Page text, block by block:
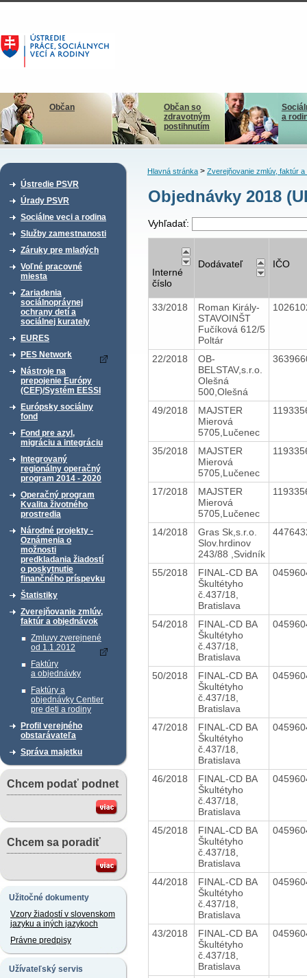
Občan
Občan so
zdravotným
postihnutím
a
Ústredie PSVR
Úrady PSVR
Sociálne veci a rodina
Služby zamestnanosti
Záruky pre mladých
Voľné pracovné
miesta
Zariadenia
sociálnoprávnej
ochrany detí a
sociálnej kurately
EURES
PES Network
Nástroje na
prepojenie Európy
(CEF)/Systém EESSI
Európsky sociálny
fond
Fond pre azyl,
migráciu a integráciu
Integrovaný
regionálny operačný
program 2014 - 2020
Operačný program
Kvalita životného
prostredia
Národné projekty -
Oznámenia o
možnosti
predkladania žiadostí
o poskytnutie
finančného príspevku
Štatistiky
Zverejňovanie zmlúv,
faktúr a objednávok
Zmluvy zverejnené
od 1.1.2012
Faktúry
a objednávky
Faktúry a
objednávky Centier
pre deti a rodiny
Profil verejného
obstarávateľa
Správa majetku
Chcem podať podnet
Chcem sa poradiť
Užitočné dokumenty
Vzory žiadostí v slovenskom
jazyku a iných jazykoch
Právne predpisy
Užívateľský servis
Hlavná stránka> Zverejňovanie zmlúv, faktúr a
Objednávky 2018
Vyhľadať:
Interné
číslo
Dodávateľ IČO
33/2018
Roman Király-
STAVOINŠT
Fučíková 612/5
Poltár
22/2018
OB-
BELSTAV,s.r.o.
Olešná
500,Olešná
49/2018
MAJSTER
Mierová
5705,Lučenec
35/2018
MAJSTER
Mierová
5705,Lučenec
17/2018
MAJSTER
Mierová
5705,Lučenec
14/2018
Gras Sk,s.r.o.
Slov.hrdinov
243/88 ,Svidník
55/2018
FINAL-CD BA
Škultétyho
č.437/18,
Bratislava
54/2018
FINAL-CD BA
Škultétyho
č.437/18,
Bratislava
50/2018
FINAL-CD BA
Škultétyho
č.437/18,
Bratislava
47/2018
FINAL-CD BA
Škultétyho
č.437/18,
Bratislava
46/2018
FINAL-CD BA
Škultétyho
č.437/18,
Bratislava
45/2018
FINAL-CD BA
Škultétyho
č.437/18,
Bratislava
44/2018
FINAL-CD BA
Škultétyho
č.437/18,
Bratislava
43/2018
FINAL-CD BA
Škultétyho
č.437/18,
Bratislava